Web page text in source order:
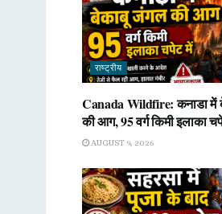
राष्ट्रीय
Canada Wildfire: कनाडा में
की आग, 95 वर्ग किमी इलाका
AUGUST 9, 2026